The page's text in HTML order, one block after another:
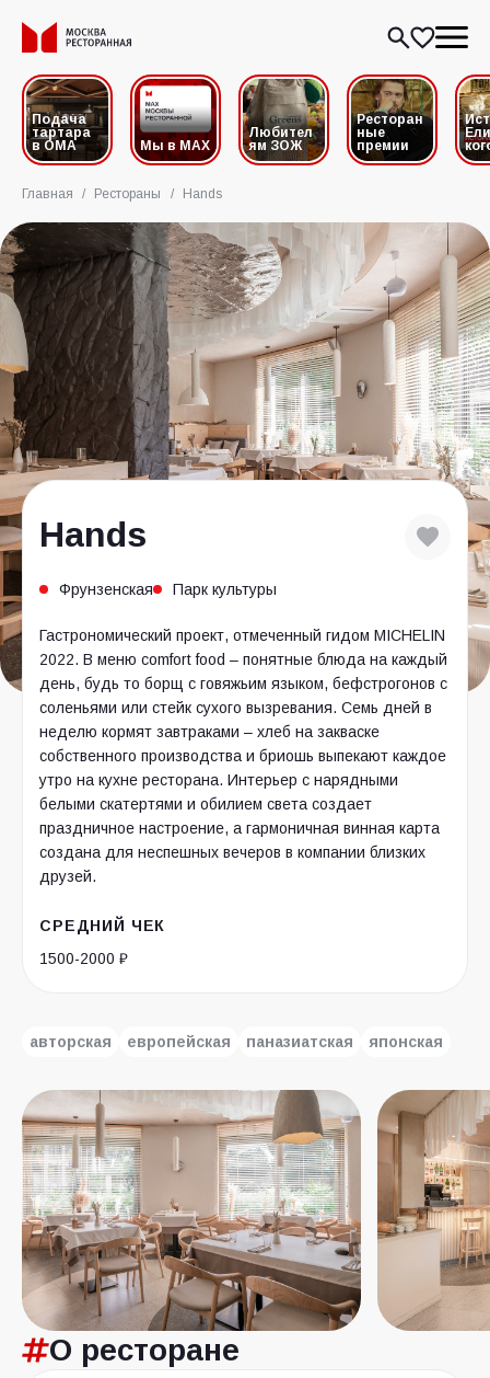
Подача
тартара
в ОМА
Мы в MAX
Любител
ям ЗОЖ
Ресторан
ные
премии
Главная / Рестораны / Hands
Hands
Фрунзенская Парк культуры
Гастрономический проект, отмеченный гидом MICHELIN
2022. В меню comfort food – понятные блюда на каждый
день, будь то борщ с говяжьим языком, бефстрогонов с
соленьями или стейк сухого вызревания. Семь дней в
неделю кормят завтраками – хлеб на закваске
собственного производства и бриошь выпекают каждое
утро на кухне ресторана. Интерьер с нарядными
белыми скатертями и обилием света создает
праздничное настроение, а гармоничная винная карта
создана для неспешных вечеров в компании близких
друзей.
СРЕДНИЙ ЧЕК
1500-2000 ₽
авторская европейская паназиатская японская
О ресторане